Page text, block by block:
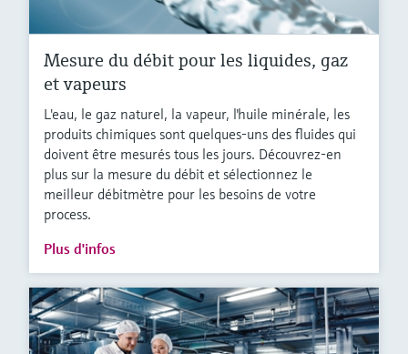
Mesure du débit pour les liquides, gaz
et vapeurs
L'eau, le gaz naturel, la vapeur, l'huile minérale, les
produits chimiques sont quelques-uns des fluides qui
doivent être mesurés tous les jours. Découvrez-en
plus sur la mesure du débit et sélectionnez le
meilleur débitmètre pour les besoins de votre
process.
Plus d'infos